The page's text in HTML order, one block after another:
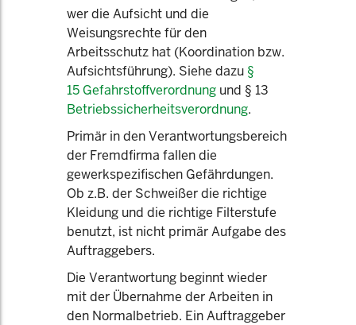
wer die Aufsicht und die
Weisungsrechte für den
Arbeitsschutz hat (Koordination bzw.
Aufsichtsführung). Siehe dazu §
15 Gefahrstoffverordnung und § 13
Betriebssicherheitsverordnung.
Primär in den Verantwortungsbereich
der Fremdfirma fallen die
gewerkspezifischen Gefährdungen.
Ob z.B. der Schweißer die richtige
Kleidung und die richtige Filterstufe
benutzt, ist nicht primär Aufgabe des
Auftraggebers.
Die Verantwortung beginnt wieder
mit der Übernahme der Arbeiten in
den Normalbetrieb. Ein Auftraggeber